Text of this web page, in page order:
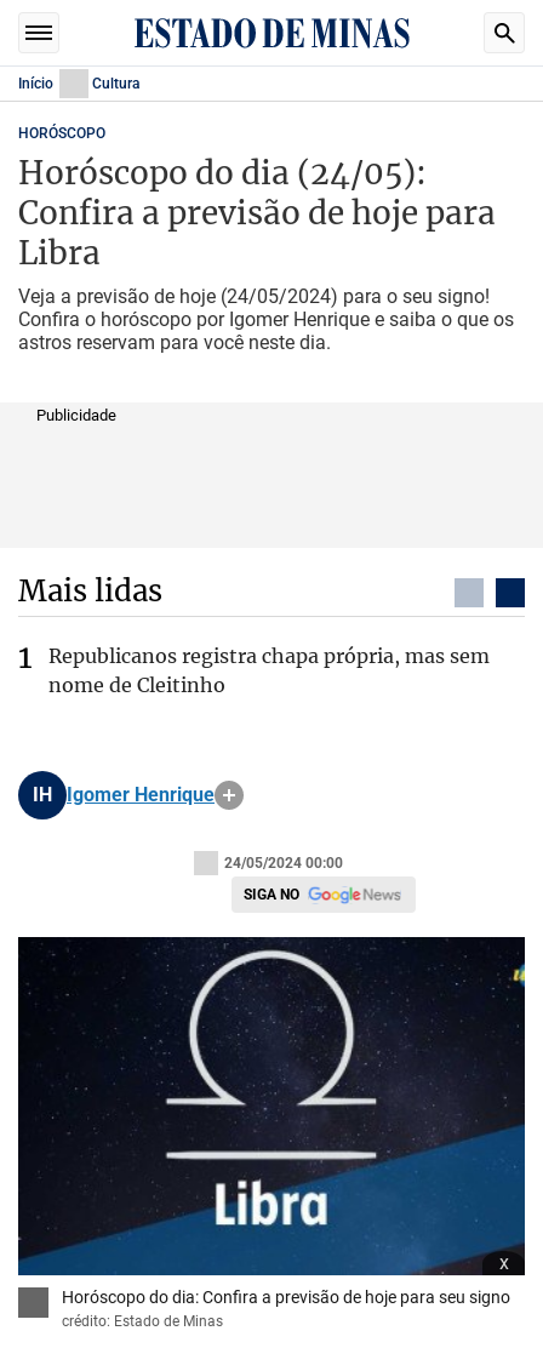
Início Cultura
HORÓSCOPO
Horóscopo do dia (24/05):
Confira a previsão de hoje para
Libra
Veja a previsão de hoje (24/05/2024) para o seu signo!
Confira o horóscopo por Igomer Henrique e saiba o que os
astros reservam para você neste dia.
Publicidade
Mais lidas
Republicanos registra chapa própria, mas sem
nome de Cleitinho
IH Igomer Henrique
24/05/2024 00:00
SIGA NO
x
Horóscopo do dia: Confira a previsão de hoje para seu signo
crédito: Estado de Minas